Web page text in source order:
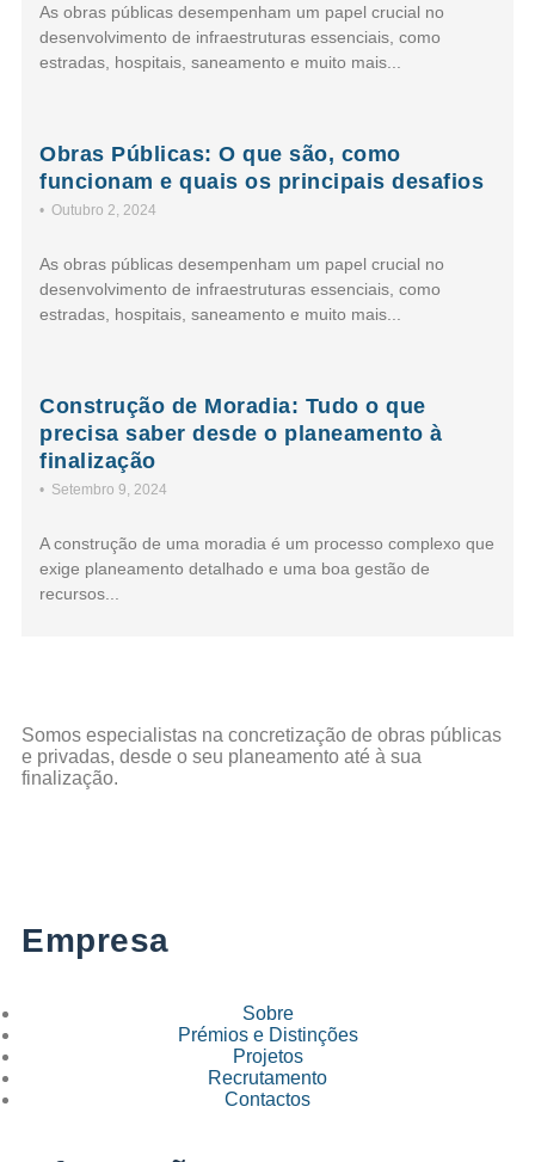
As obras públicas desempenham um papel crucial no
desenvolvimento de infraestruturas essenciais, como
estradas, hospitais, saneamento e muito mais...
Obras Públicas: O que são, como
funcionam e quais os principais desafios
• Outubro 2, 2024
As obras públicas desempenham um papel crucial no
desenvolvimento de infraestruturas essenciais, como
estradas, hospitais, saneamento e muito mais...
Construção de Moradia: Tudo o que
precisa saber desde o planeamento à
finalização
• Setembro 9, 2024
A construção de uma moradia é um processo complexo que
exige planeamento detalhado e uma boa gestão de
recursos...
Somos especialistas na concretização de obras públicas
e privadas, desde o seu planeamento até à sua
finalização.
Empresa
Sobre
Prémios e Distinções
Projetos
Recrutamento
Contactos